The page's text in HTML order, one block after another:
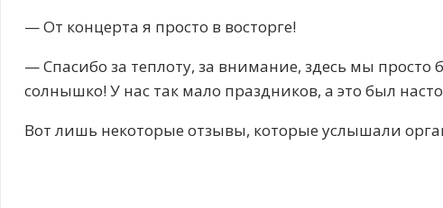
— От концерта я просто в восторге!
— Спасибо за теплоту, за внимание, здесь мы просто
солнышко! У нас так мало праздников, а это был
Вот лишь некоторые отзывы, которые услышали